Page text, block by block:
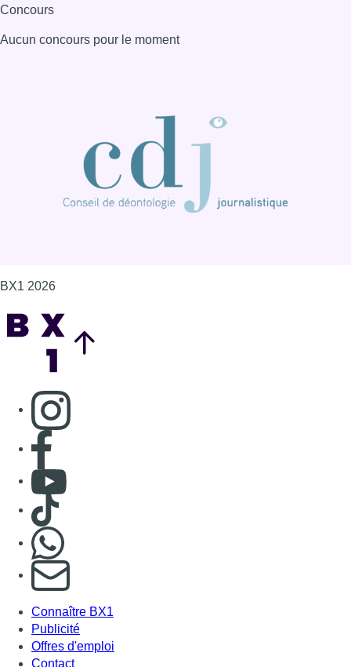
Concours
Aucun concours pour le moment
BX1 2026
Consulter page Instagram
Consulter page Facebook
Consulter Youtube
Consulter TikTok
S'abonner à notre newsletter
Connaître BX1
Publicité
Offres d'emploi
Contact